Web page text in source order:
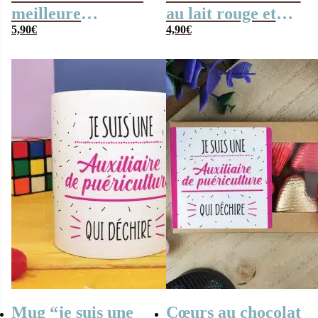
meilleure
auxiliaire de
5,90€
au lait rouge et
blanc x4 “Je suis
crèche qui
déchire”
4,90€
Mug “je suis une Cœurs au chocolat